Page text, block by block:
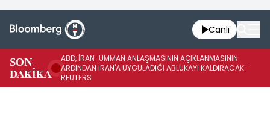
Canlı
SON
DAKİKA
ABD, İRAN-UMMAN ANLAŞMASININ AÇIKLANMASININ
ARDINDAN İRAN'A UYGULADIĞI ABLUKAYI KALDIRACAK -
REUTERS